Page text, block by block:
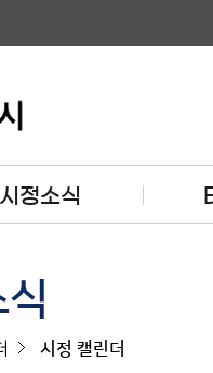
시정소식
시정 캘린더